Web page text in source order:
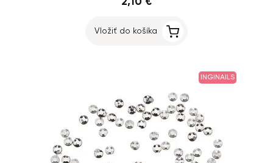
Vložiť do košíka
INGINAILS